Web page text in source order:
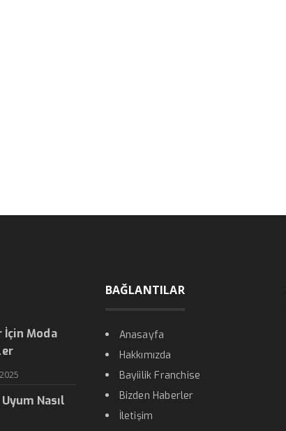
İçin Moda
Nasıl
BAĞLANTILAR
Anasayfa
Hakkımızda
Bayiilik Franchise
Bizden Haberler
İletişim